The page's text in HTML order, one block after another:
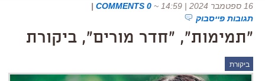
16 ספטמבר 2024 | 14:59 ~
0 COMMENTS
|
תגובות פייסבוק
"תמימות", "חדר מורים", ביקורת
ביקורת